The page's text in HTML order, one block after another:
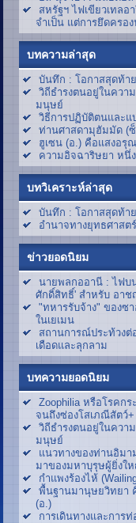
สหรัฐฯ ไฟเขียวเทลอ
จำเป็น แต่การยึดครอ
บทความล่าสุด
บันทึก : โอกาสสุดท้า
วิถีธำรงตนอยู่ในคว
มนุษย์
วิธีการปฏิบัติตนและแ
ท่านศาสดามุฮัมมัด (
ฮูเซน (อ.) คือแสงอรุ
ความอิจฉาริษยา หนึ่
บทวิเคราะห์ล่าสุด
บันทึก : โอกาสสุดท้า
อำนาจทางยุทธศาสต
ข่าวยอดนิยม
นายพลกออานี : ไฟบ
ศักดิ์สิทธิ์' สำหรับ อาช
"ทหารรับจ้าง" ของซ
ในเยเมน
สถานการณ์ประท้วงต่
เดือดและลุกลาม
บทความยอดนิยม
Zoophilia หรือโรคก
จนถึงซ่องโสเภณีสัตว์+
วิถีธำรงตนอยู่ในคว
มนุษย์
แนวทางของท่านอิมา
มาของมหาบุรุษผู้ยิ่งใ
กำแพงร้องไห้
พื้นฐานมานุษยวิทยา
(อ.)
การเดินทางและการ